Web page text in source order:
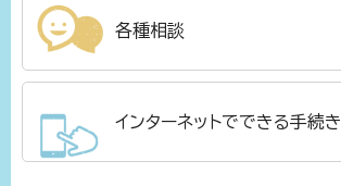
各種相談
インターネットでできる手続き